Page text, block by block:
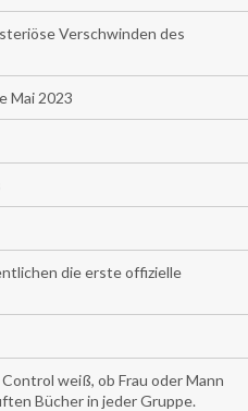
Verschwinden des
Mai 2023
die erste offizielle
weiß, ob Frau oder Mann
Bücher in jeder Gruppe.